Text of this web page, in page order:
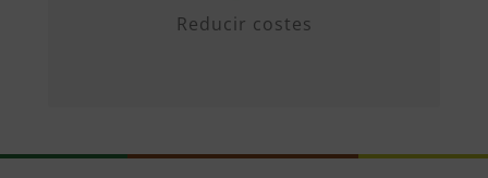
Reducir costes